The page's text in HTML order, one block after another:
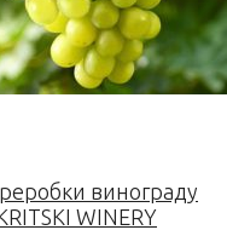
винограду
WINERY